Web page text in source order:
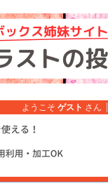
ようこそ ゲスト さん